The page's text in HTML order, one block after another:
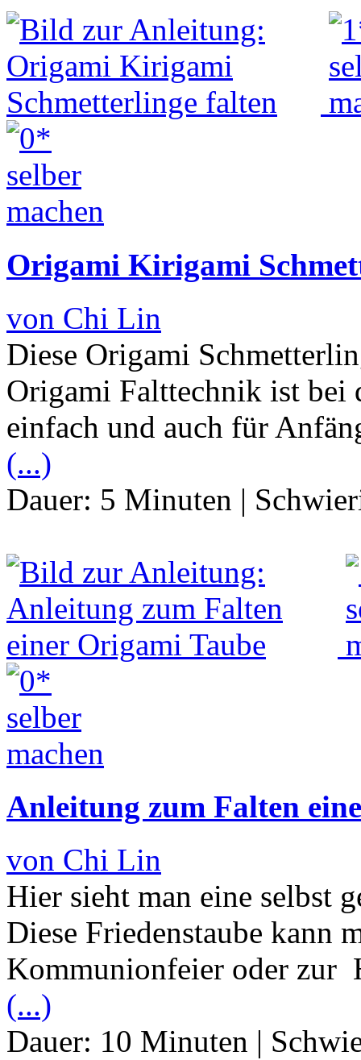
Origami Kirigami
von Chi Lin
Diese Origami
Origami Falttechnik ist bei
einfach und auch für
(...)
Dauer: 5 Minuten |
Anleitung zum Falten
von Chi Lin
Hier sieht man eine selbst
Diese Friedenstaube kann
Kommunionfeier oder zur
(...)
Dauer: 10 Minuten |